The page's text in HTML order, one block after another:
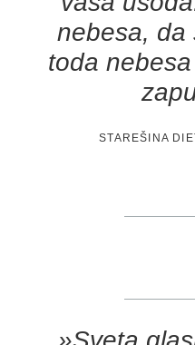
nebesa, da
toda
STAREŠINA